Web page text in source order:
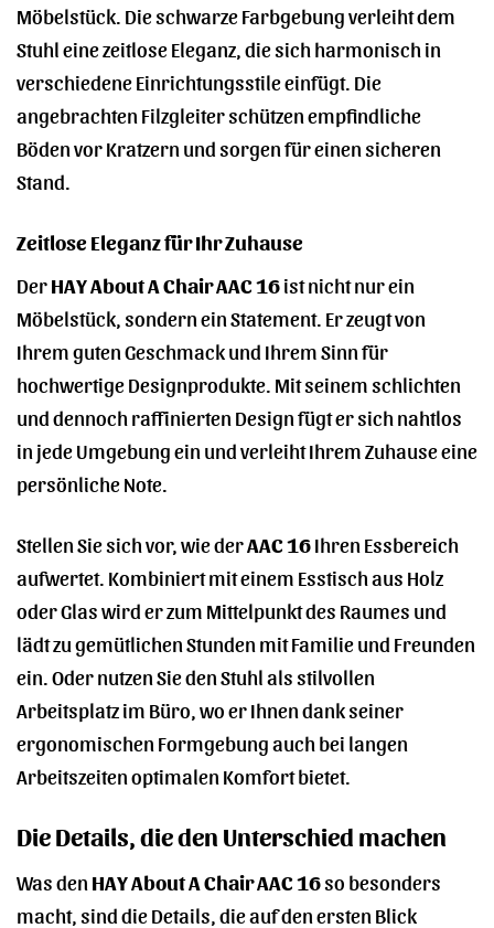
Möbelstück. Die schwarze Farbgebung verleiht dem
Stuhl eine zeitlose Eleganz, die sich harmonisch in
verschiedene Einrichtungsstile einfügt. Die
angebrachten Filzgleiter schützen empfindliche
Böden vor Kratzern und sorgen für einen sicheren
Stand.
Zeitlose Eleganz für Ihr Zuhause
DerHAY About A Chair AAC 16ist nicht nur ein
Möbelstück, sondern ein Statement. Er zeugt von
Ihrem guten Geschmack und Ihrem Sinn für
hochwertige Designprodukte. Mit seinem schlichten
und dennoch raffinierten Design fügt er sich nahtlos
in jede Umgebung ein und verleiht Ihrem Zuhause eine
persönliche Note.
Stellen Sie sich vor, wie derAAC 16Ihren Essbereich
aufwertet. Kombiniert mit einem Esstisch aus Holz
oder Glas wird er zum Mittelpunkt des Raumes und
lädt zu gemütlichen Stunden mit Familie und Freunden
ein. Oder nutzen Sie den Stuhl als stilvollen
Arbeitsplatz im Büro, wo er Ihnen dank seiner
ergonomischen Formgebung auch bei langen
Arbeitszeiten optimalen Komfort bietet.
Die Details, die den Unterschied machen
Was den HAY About A Chair AAC 16so besonders
macht, sind die Details, die auf den ersten Blick